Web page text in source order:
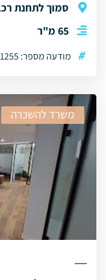
סמוך לתחנת
65 מ"ר
# מודעה מספר: 1255
משרד להשכרה